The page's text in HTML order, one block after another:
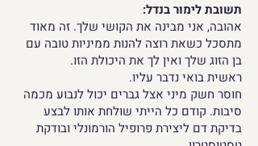
תשובת לימור בנדל:
אהובה, אני מבינה את הקושי שלך. זה מאוד
מתסכל כשאת רוצה להנות ממיניות טובה עם
בן הזוג שלך ואין לך את היכולת הזו.
ראשית בואי נדבר עליו.
חוסר חשק מיני אצל גברים יכול לנבוע מכמה
סיבות. קודם כל הייתי שולחת אותו לבצע
בדיקת דם ליצירת פרופיל הורמונלי ובודקת